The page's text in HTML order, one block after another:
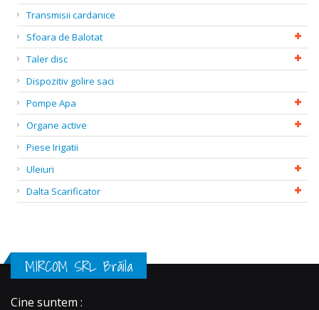
Transmisii cardanice
Sfoara de Balotat
Taler disc
Dispozitiv golire saci
Pompe Apa
Organe active
Piese Irigatii
Uleiuri
Dalta Scarificator
MIRCOM SRL Brăila
Cine suntem :